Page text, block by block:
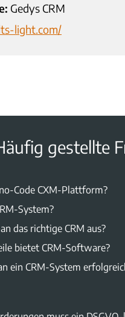
Gedys CRM
light.com/
gestellte
Code CXM-Plattform?
System?
das richtige CRM aus?
bietet CRM-Software?
ein CRM-System